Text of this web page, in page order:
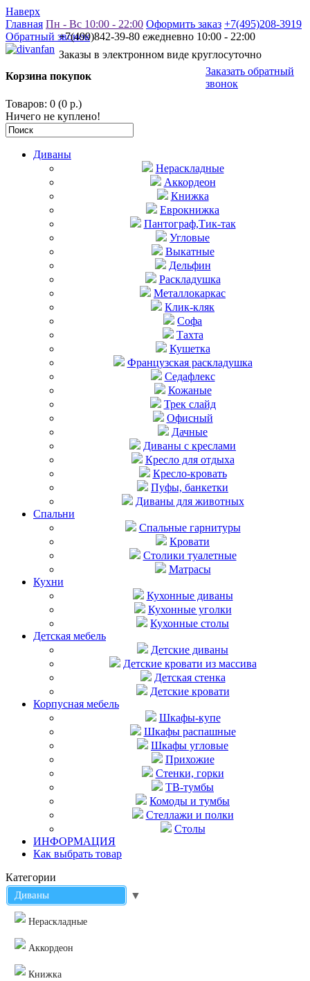
Наверх
Заказать обратный
звонок
+7(499)842-39-80 ежедневно 10:00 - 22:00
Заказы в электронном виде круглосуточно
Главная Пн - Вс 10:00 - 22:00 Оформить заказ +7(495)208-3919
Обратный звонок
Корзина покупок
Товаров: 0 (0 р.)
Ничего не куплено!
Диваны
Нераскладные
Аккордеон
Книжка
Еврокнижка
Пантограф,Тик-так
Угловые
Выкатные
Дельфин
Раскладушка
Металлокаркас
Клик-кляк
Софа
Тахта
Кушетка
Французская раскладушка
Седафлекс
Кожаные
Трек слайд
Офисный
Дачные
Диваны с креслами
Кресло для отдыха
Кресло-кровать
Пуфы, банкетки
Диваны для животных
Спальни
Cпальные гарнитуры
Кровати
Столики туалетные
Матрасы
Кухни
Кухонные диваны
Кухонные уголки
Кухонные столы
Детская мебель
Детские диваны
Детские кровати из массива
Детская стенка
Детские кровати
Корпусная мебель
Шкафы-купе
Шкафы распашные
Шкафы угловые
Прихожие
Стенки, горки
ТВ-тумбы
Комоды и тумбы
Стеллажи и полки
Столы
ИНФОРМАЦИЯ
Как выбрать товар
Категории
Диваны ▼
Нераскладные
Аккордеон
Книжка